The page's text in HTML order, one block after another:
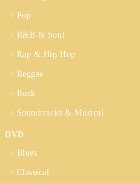
Pop
R&B & Soul
Rap & Hip Hop
Reggae
Rock
Soundtracks & Musical
DVD
Blues
Classical